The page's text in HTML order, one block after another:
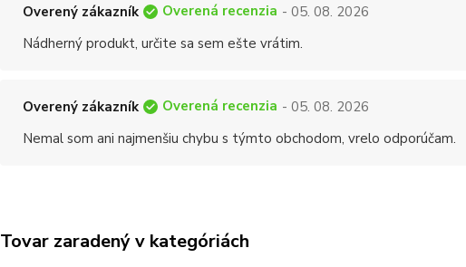
Overený zákazník Overená recenzia - 05. 08. 2026
Nádherný produkt, určite sa sem ešte vrátim.
Overený zákazník Overená recenzia - 05. 08. 2026
Nemal som ani najmenšiu chybu s týmto obchodom, vrelo odporúčam.
Tovar zaradený v kategóriách